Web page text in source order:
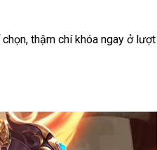
thậm chí khóa ngay ở lượt